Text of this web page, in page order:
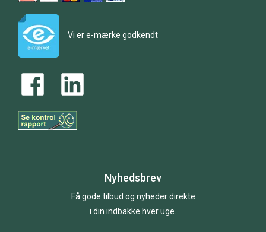
Vi er e-mærke godkendt
Nyhedsbrev
Få gode tilbud og nyheder direkte
i din indbakke hver uge.